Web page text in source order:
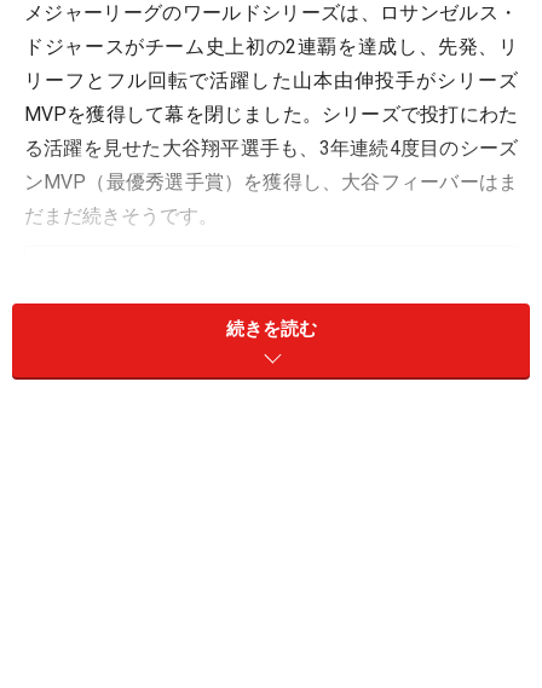
メジャーリーグのワールドシリーズは、ロサンゼルス・
ドジャースがチーム史上初の2連覇を達成し、先発、リ
リーフとフル回転で活躍した山本由伸投手がシリーズ
MVPを獲得して幕を閉じました。シリーズで投打にわた
る活躍を見せた大谷翔平選手も、3年連続4度目のシーズ
ンMVP（最優秀選手賞）を獲得し、大谷フィーバーはま
だまだ続きそうです。
広告起用でも引っ張りだこ
タレントを広告起用する企業の狙い
続きを読む